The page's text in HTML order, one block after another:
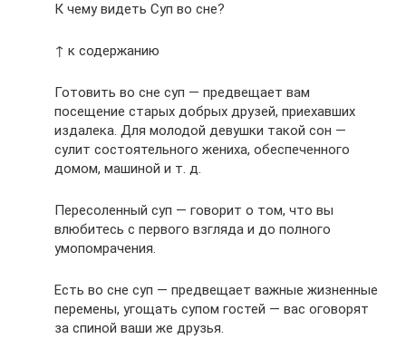
К чему видеть Суп во сне?
↑ к содержанию
Готовить во сне суп — предвещает вам
посещение старых добрых друзей, приехавших
издалека. Для молодой девушки такой сон —
сулит состоятельного жениха, обеспеченного
домом, машиной и т. д.
Пересоленный суп — говорит о том, что вы
влюбитесь с первого взгляда и до полного
умопомрачения.
Есть во сне суп — предвещает важные жизненные
перемены, угощать супом гостей — вас оговорят
за спиной ваши же друзья.